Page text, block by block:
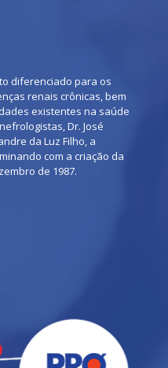
diferenciado para os
renais crônicas, bem
existentes na saúde
Dr. José
da Luz Filho, a
com a criação da
de 1987.